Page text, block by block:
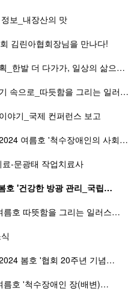
보_내장산의 맛
김린아협회장님을 만나다!
_한발 더 다가가, 일상의 삶으…
속으로_따듯함을 그리는 일러…
야기_국제 컨퍼런스 보고
여름호 '척수장애인의 사회…
-문광태 작업치료사
호 '건강한 방광 관리_국립…
름호 따뜻함을 그리는 일러스…
봄호 '협회 20주년 기념…
름호 '척수장애인 장(배변)…